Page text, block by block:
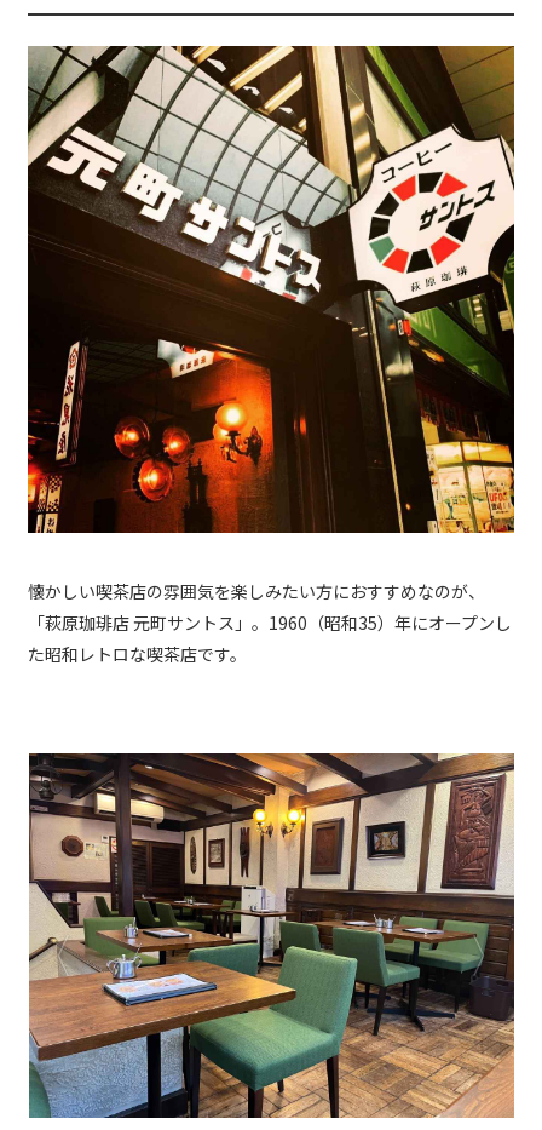
懐かしい喫茶店の雰囲気を楽しみたい方におすすめなのが、
「萩原珈琲店 元町サントス」。1960（昭和35）年にオープンし
た昭和レトロな喫茶店です。